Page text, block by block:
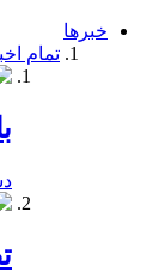
خبرها
تمام